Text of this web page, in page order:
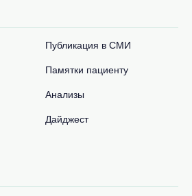
Публикация в СМИ
Памятки пациенту
Анализы
Дайджест